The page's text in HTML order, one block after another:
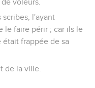
voleurs.
scribes, l'ayant
le faire périr ; car ils le
frappée de sa
de la ville.